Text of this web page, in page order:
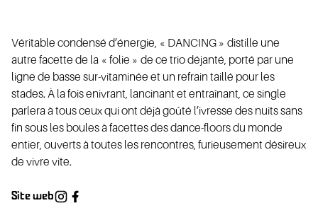
Véritable condensé d’énergie, « DANCING » distille une
autre facette de la « folie » de ce trio déjanté, porté par une
ligne de basse sur-vitaminée et un refrain taillé pour les
stades. À la fois enivrant, lancinant et entraînant, ce single
parlera à tous ceux qui ont déjà goûté l’ivresse des nuits sans
fin sous les boules à facettes des dance-floors du monde
entier, ouverts à toutes les rencontres, furieusement désireux
de vivre vite.
Site web